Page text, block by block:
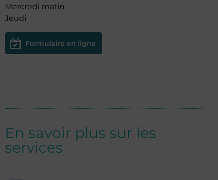
Mercredi matin
Jeudi
Formulaire en ligne
En savoir plus sur les
services